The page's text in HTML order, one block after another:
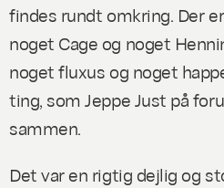
findes rundt omkring. Der
noget Cage og noget
noget fluxus og noget
ting, som Jeppe Just på
sammen.
Det var en rigtig dejlig og